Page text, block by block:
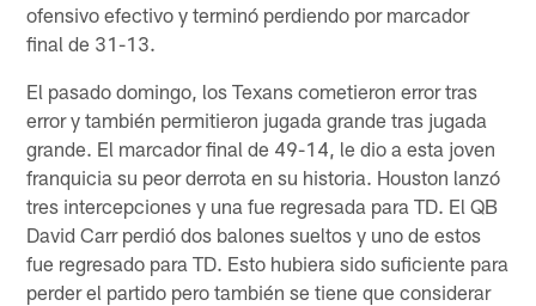
ofensivo efectivo y terminó perdiendo por marcador
final de 31-13.
El pasado domingo, los Texans cometieron error tras
error y también permitieron jugada grande tras jugada
grande. El marcador final de 49-14, le dio a esta joven
franquicia su peor derrota en su historia. Houston lanzó
tres intercepciones y una fue regresada para TD. El QB
David Carr perdió dos balones sueltos y uno de estos
fue regresado para TD. Esto hubiera sido suficiente para
perder el partido pero también se tiene que considerar